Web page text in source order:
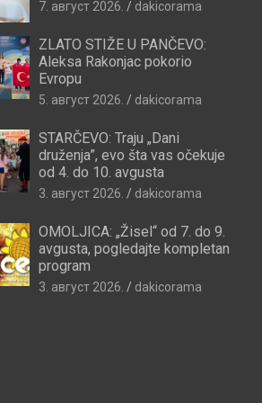
7. август 2026. dakicorama
ZLATO STIŽE U PANČEVO:
Aleksa Rakonjac pokorio
Evropu
5. август 2026. dakicorama
STARČEVO: Traju „Dani
druženja”, evo šta vas očekuje
od 4. do 10. avgusta
3. август 2026. dakicorama
OMOLJICA: „Žisel“ od 7. do 9.
avgusta, pogledajte kompletan
program
3. август 2026. dakicorama